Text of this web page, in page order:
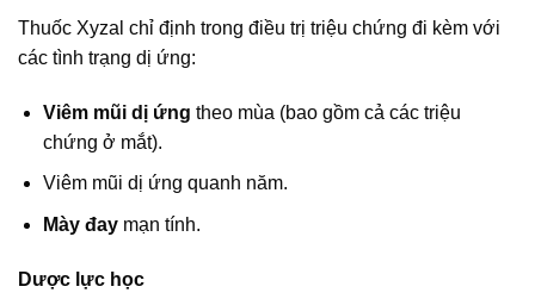
Thuốc Xyzal chỉ định trong điều trị triệu chứng đi kèm với
các tình trạng dị ứng:
Viêm mũi dị ứng theo mùa (bao gồm cả các triệu
chứng ở mắt).
Viêm mũi dị ứng quanh năm.
Mày đay mạn tính.
Dược lực học